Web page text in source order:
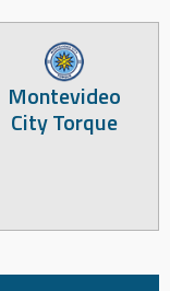
Montevideo
City Torque